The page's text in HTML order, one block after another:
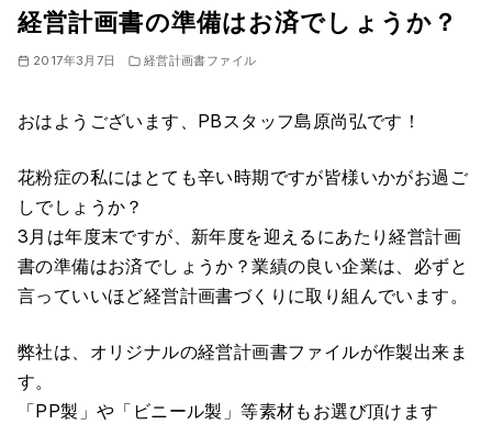
経営計画書の準備はお済でしょうか？
2017年3月7日 経営計画書ファイル
おはようございます、PBスタッフ島原尚弘です！
花粉症の私にはとても辛い時期ですが皆様いかがお過ご
しでしょうか？
3月は年度末ですが、新年度を迎えるにあたり経営計画
書の準備はお済でしょうか？業績の良い企業は、必ずと
言っていいほど経営計画書づくりに取り組んでいます。
弊社は、オリジナルの経営計画書ファイルが作製出来ま
す。
「PP製」や「ビニール製」等素材もお選び頂けます